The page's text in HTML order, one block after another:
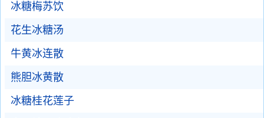
冰糖梅苏饮
花生冰糖汤
牛黄冰连散
熊胆冰黄散
冰糖桂花莲子